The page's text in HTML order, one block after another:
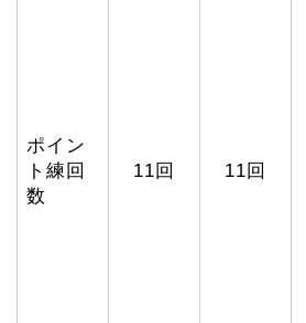
ポイン
ト練回
数
11回 11回